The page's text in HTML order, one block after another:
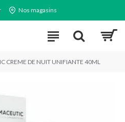
Nos magasins
CREME DE NUIT UNIFIANTE 40ML